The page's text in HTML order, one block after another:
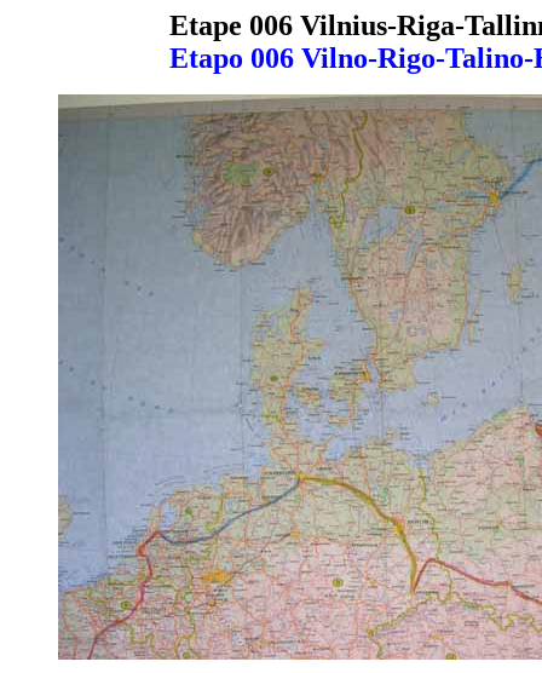
Etape 006 Vilnius-Riga-
Etapo 006 Vilno-Rigo-